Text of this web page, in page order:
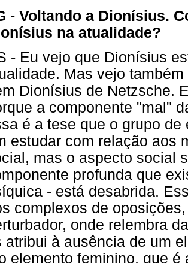
- Voltando a Dionísius.
na atualidade?
- Eu vejo que Dionísius
Mas vejo
Dionísius de Netzsche.
a componente "mal"
é a tese que o grupo
estudar com relação aos
mas o aspecto social
profunda que
- está desabrida.
complexos de
onde relembra
atribui à ausência de um
elemento feminino, que